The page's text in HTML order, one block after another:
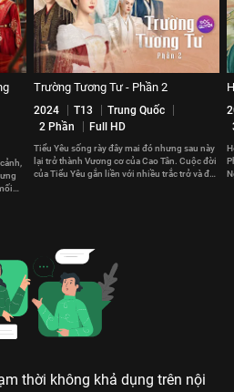
Trường Tương Tư - Phần 2
2024 T13
Trung Quốc
2 Phần
Full HD
Tiểu Yêu sống rày đây mai đó nhưng sau này
lại trở thành Vương cơ của Cao Tân. Cuộc đời
của Tiểu Yêu gắn liền với nhiều trắc trở và đau
thời không khả dụng trên nội